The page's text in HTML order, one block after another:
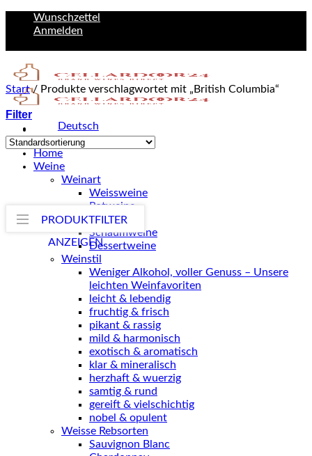
Wunschzettel
Anmelden
Deutsch
English
Home
Weine
Weinart
Weissweine
Rotweine
Roséweine
Schaumweine
Dessertweine
Weinstil
Weniger Alkohol, voller Genuss – Unsere
leichten Weinfavoriten
leicht & lebendig
fruchtig & frisch
pikant & rassig
mild & harmonisch
exotisch & aromatisch
klar & mineralisch
herzhaft & wuerzig
samtig & rund
gereift & vielschichtig
nobel & opulent
Weisse Rebsorten
Sauvignon Blanc
Start / Produkte verschlagwortet mit „British Columbia“
Filter
PRODUKTFILTER
ANZEIGEN